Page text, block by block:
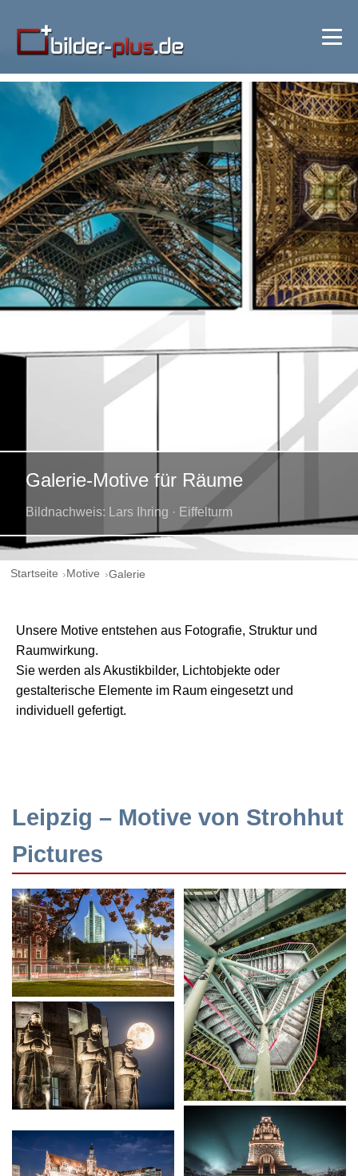
Galerie-Motive für Räume
Bildnachweis: Lars Ihring · Eiffelturm
Startseite Motive Galerie
Unsere Motive entstehen aus Fotografie, Struktur und
Raumwirkung.
Sie werden als Akustikbilder, Lichtobjekte oder
gestalterische Elemente im Raum eingesetzt und
individuell gefertigt.
Leipzig – Motive von Strohhut
Pictures